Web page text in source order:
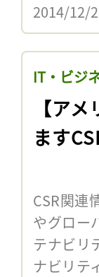
2014/12/
IT・ビジ
【ア
ます
CSR関連
やグロー
テナビリ
ナビリテ